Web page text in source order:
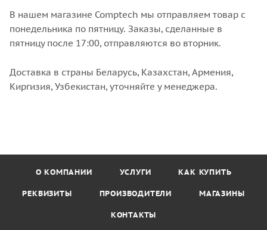
В нашем магазине Comptech мы отправляем товар с
понедельника по пятницу. Заказы, сделанные в
пятницу после 17:00, отправляются во вторник.
Доставка в страны Беларусь, Казахстан, Армения,
Киргизия, Узбекистан, уточняйте у менеджера.
О КОМПАНИИ УСЛУГИ КАК КУПИТЬ
РЕКВИЗИТЫ ПРОИЗВОДИТЕЛИ МАГАЗИНЫ
КОНТАКТЫ